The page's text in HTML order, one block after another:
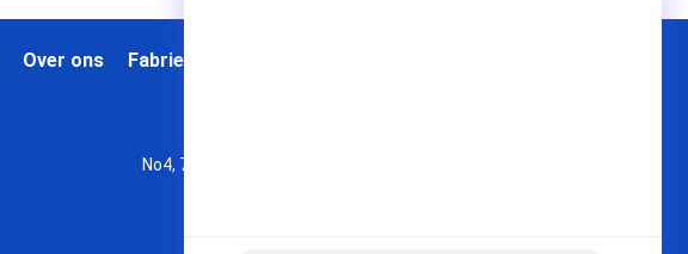
etiketten
Fabrieksreis
Over ons
No4, 7 Vloer, KaiTu-de ontwikkelingsbouw,